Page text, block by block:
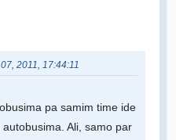
2011, 17:44:11
pa samim time ide
Ali, samo par